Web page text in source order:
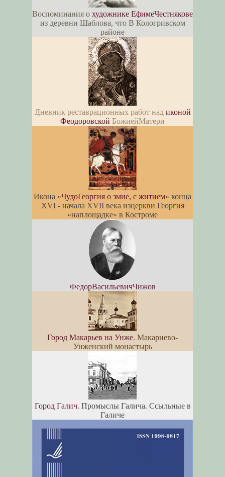
Воспоминания о художнике ЕфимеЧестнякове
из деревни Шаблова, что В Кологривском
районе
Дневник реставрационных работ над иконой
Феодоровской БожиейМатери
Икона «ЧудоГеоргия о змие, с житием» конца
XVI - начала XVII века изцеркви Георгия
«наплощадке» в Костроме
ФедорВасильевичЧижов
Город Макарьев на Унже. Макариево-
Унженский монастырь
Город Галич. Промыслы Галича. Ссыльные в
Галиче